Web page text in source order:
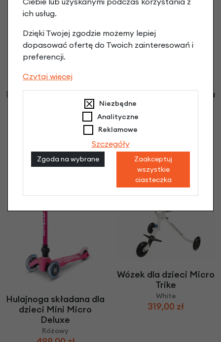
Hulajnoga składana dla
dzieci Mini Micro
Hulajnoga składana dla
dzieci Mini Micro
Hulajnoga składana dla
dzieci Mini Micro
Deluxe
Różowy
Wózek dla dzieci Micro
Trike
White
319,00 zł
ich usług.
Dzięki Twojej zgodzie możemy lepiej
dopasować ofertę do Twoich zainteresowań i
preferencji.
Czytaj więcej
Niezbędne
Analityczne
Reklamowe
Szczegóły
Zgoda na wybrane
Zaakceptuj
wszystkie
ciasteczka